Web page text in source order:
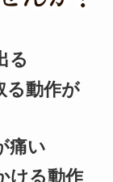
る
る動作が
痛い
ける動作